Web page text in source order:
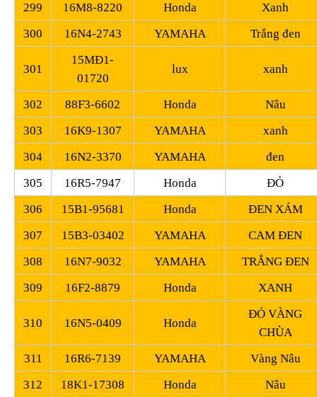
299
16M8-8220 Honda
Xanh
300
16N4-2743 YAMAHA Trắng đen
301
15MĐ1-
01720
lux xanh
302 88F3-6602 Honda
Nâu
303
16K9-1307 YAMAHA
xanh
304
16N2-3370 YAMAHA
đen
305
16R5-7947 Honda
ĐỎ
306
15B1-95681 Honda
ĐEN XÁM
307
15B3-03402 YAMAHA
CAM ĐEN
308
16N7-9032 YAMAHA
TRẮNG ĐEN
309
16F2-8879 Honda XANH
310 16N5-0409 Honda
ĐỎ VÀNG
CHÙA
311
16R6-7139 YAMAHA
Vàng Nâu
312
18K1-17308 Honda
Nâu